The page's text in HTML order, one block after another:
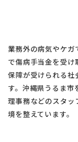
業務外の病気やケガ
で傷病手当金を受
保障が受けられる社
す。沖縄県うるま市
理事務などのスタッ
境を整えています。